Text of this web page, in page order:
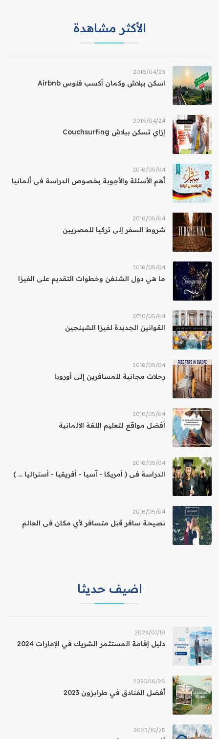
الأكثر مشاهدة
23‏/04‏/2016
اسكن ببلاش وكمان أكسب فلوس Airbnb
24‏/04‏/2016
إزاي تسكن ببلاش Couchsurfing
04‏/05‏/2016
أهم الأسئلة والأجوبة بخصوص الدراسة فى ألمانيا
04‏/05‏/2016
شروط السفر إلى تركيا للمصريين
04‏/05‏/2016
ما هي دول الشنغن وخطوات التقديم على الفيزا
04‏/05‏/2016
القوانين الجديدة لفيزا الشينجين
04‏/05‏/2016
رحلات مجانية للمسافرين إلى أوروبا
04‏/05‏/2016
أفضل مواقع لتعليم اللغة الألمانية
04‏/05‏/2016
الدراسة فى ( أمريكا - آسيا - أفريقيا - أستراليا ... )
04‏/05‏/2016
نصيحة سافر قبل متسافر لأي مكان فى العالم
اضيف حديثا
18‏/01‏/2024
دليل إقامة المستثمر الشريك في الإمارات 2024
26‏/10‏/2023
أفضل الفنادق في طرابزون 2023
25‏/10‏/2023